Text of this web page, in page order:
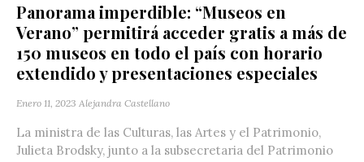
Panorama imperdible: “Museos en
Verano” permitirá acceder gratis a más de
150 museos en todo el país con horario
extendido y presentaciones especiales
Enero 11, 2023 Alejandra Castellano
La ministra de las Culturas, las Artes y el Patrimonio,
Julieta Brodsky, junto a la subsecretaria del Patrimonio